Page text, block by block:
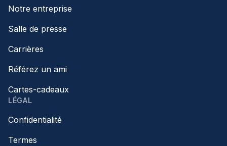
Notre entreprise
Salle de presse
Carrières
Référez un ami
Cartes-cadeaux
LÉGAL
Confidentialité
Termes